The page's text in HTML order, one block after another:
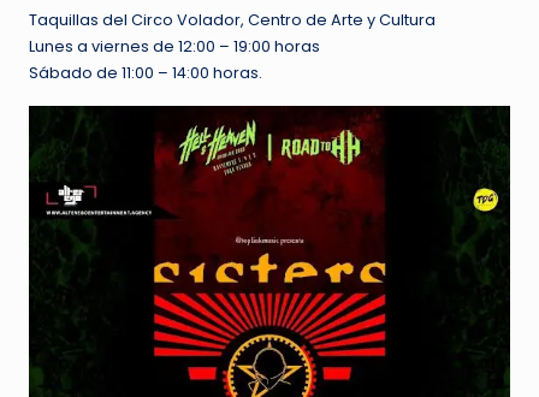
Taquillas del Circo Volador, Centro de Arte y Cultura
Lunes a viernes de 12:00 – 19:00 horas
Sábado de 11:00 – 14:00 horas.